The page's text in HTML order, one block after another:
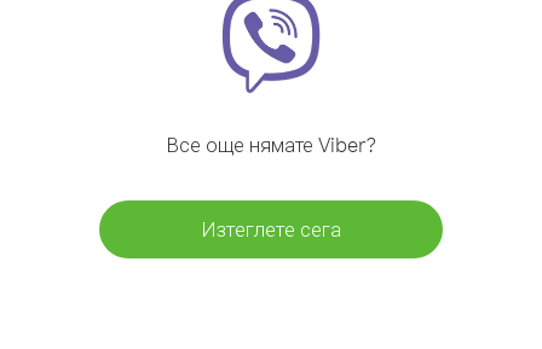
Все още нямате Viber?
Изтеглете сега